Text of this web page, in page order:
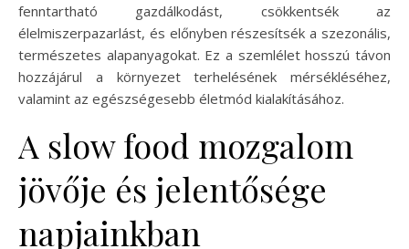
fenntartható gazdálkodást, csökkentsék az
élelmiszerpazarlást, és előnyben részesítsék a szezonális,
természetes alapanyagokat. Ez a szemlélet hosszú távon
hozzájárul a környezet terhelésének mérsékléséhez,
valamint az egészségesebb életmód kialakításához.
A slow food mozgalom
jövője és jelentősége
napjainkban